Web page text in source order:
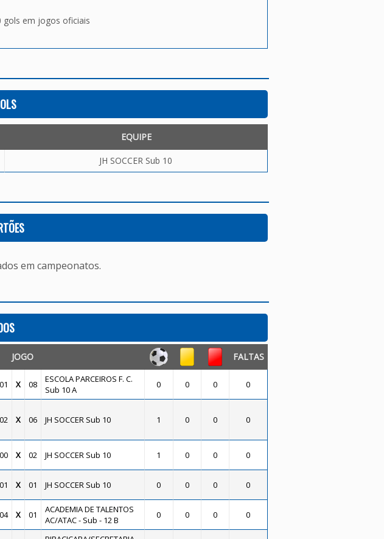
gols em jogos oficiais
EQUIPE
JH SOCCER Sub 10
em campeonatos.
JOGO FALTAS
01 X 08
ESCOLA PARCEIROS F. C.
Sub 10 A
0 0 0 0
02 X 06 JH SOCCER Sub 10 1 0 0 0
00 X 02 JH SOCCER Sub 10 1 0 0 0
01 X 01 JH SOCCER Sub 10 0 0 0 0
04 X 01
ACADEMIA DE TALENTOS
AC/ATAC - Sub - 12 B
0 0 0 0